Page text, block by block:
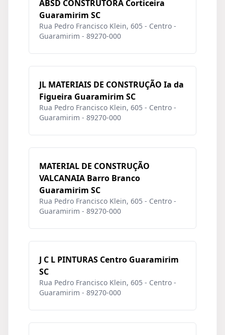
ABSD CONSTRUTORA Corticeira
Guaramirim SC
Rua Pedro Francisco Klein, 605 - Centro -
Guaramirim - 89270-000
JL MATERIAIS DE CONSTRUÇÃO Ia da
Figueira Guaramirim SC
Rua Pedro Francisco Klein, 605 - Centro -
Guaramirim - 89270-000
MATERIAL DE CONSTRUÇÃO
VALCANAIA Barro Branco
Guaramirim SC
Rua Pedro Francisco Klein, 605 - Centro -
Guaramirim - 89270-000
J C L PINTURAS Centro Guaramirim
SC
Rua Pedro Francisco Klein, 605 - Centro -
Guaramirim - 89270-000